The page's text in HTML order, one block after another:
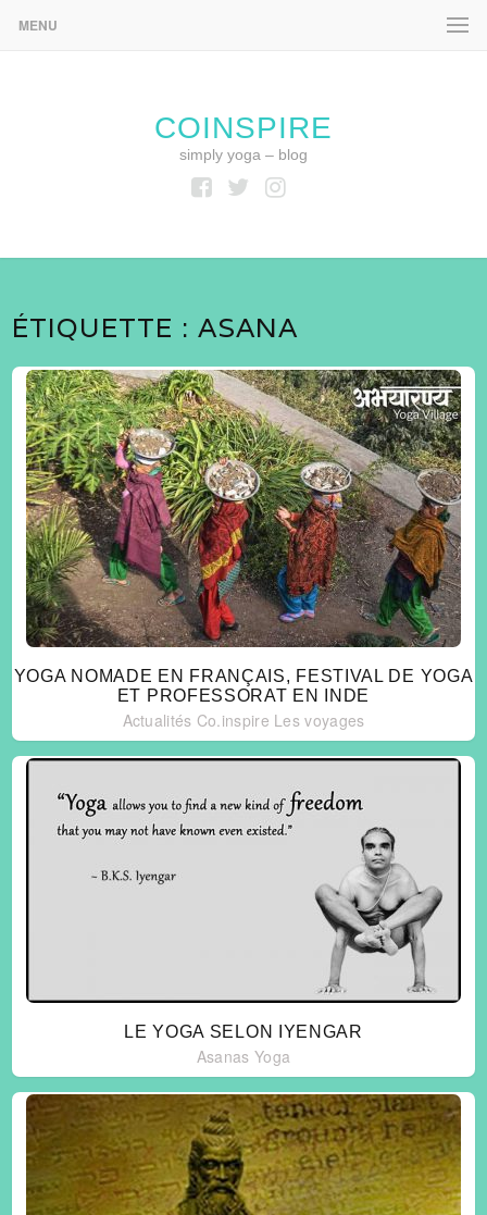
MENU
COINSPIRE
simply yoga – blog
ÉTIQUETTE :ASANA
YOGA NOMADE EN FRANÇAIS, FESTIVAL DE YOGA
ET PROFESSORAT EN INDE
Actualités Co.inspire Les voyages
LE YOGA SELON IYENGAR
Asanas Yoga